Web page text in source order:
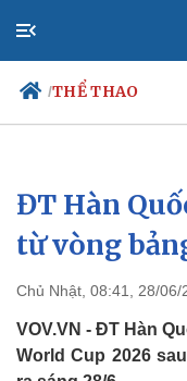
/THỂ THAO
Chính trị
Đảng
Tổ chức nhân sự
Nhận diện sự thật
ĐT Hàn
từ vòng
Chủ Nhật, 08:41, 28/06/
VOV.VN - ĐT Hàn
World Cup 2026